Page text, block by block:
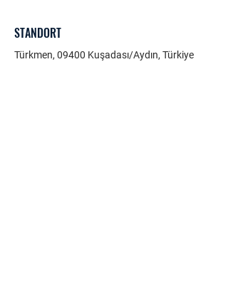
STANDORT
Türkmen, 09400 Kuşadası/Aydın, Türkiye